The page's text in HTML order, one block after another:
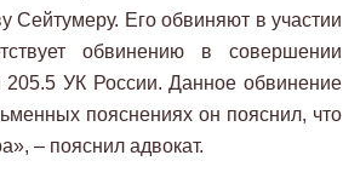
Сейтумеру. Его обвиняют в участии
обвинению в совершении
205.5 УК России. Данное обвинение
пояснениях он пояснил, что
– пояснил адвокат.